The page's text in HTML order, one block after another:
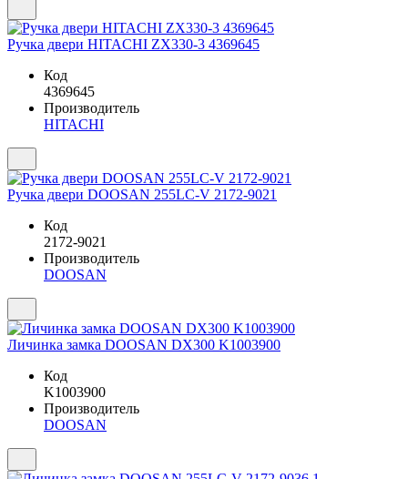
Ручка двери HITACHI ZX330-3 4369645
Код
4369645
Производитель
HITACHI
Ручка двери DOOSAN 255LC-V 2172-9021
Код
2172-9021
Производитель
DOOSAN
Личинка замка DOOSAN DX300 K1003900
Код
K1003900
Производитель
DOOSAN